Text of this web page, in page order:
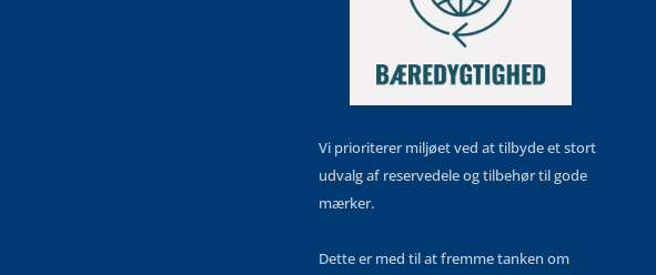
Vi prioriterer miljøet ved at tilbyde et stort
udvalg af reservedele og tilbehør til gode
mærker.
Dette er med til at fremme tanken om